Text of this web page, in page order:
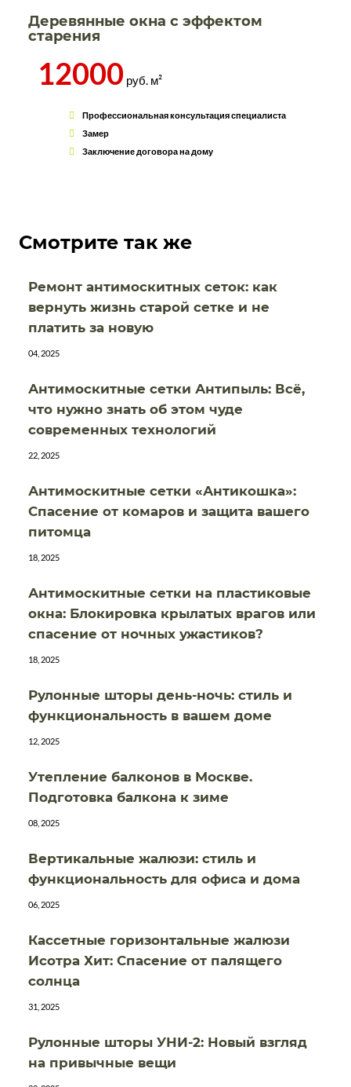
Деревянные окна с эффектом
старения
12000 руб. м²
Профессиональная консультация специалиста
Замер
Заключение договора на дому
Смотрите так же
Ремонт антимоскитных сеток: как
вернуть жизнь старой сетке и не
платить за новую
04, 2025
Антимоскитные сетки Антипыль: Всё,
что нужно знать об этом чуде
современных технологий
22, 2025
Антимоскитные сетки «Антикошка»:
Спасение от комаров и защита вашего
питомца
18, 2025
Антимоскитные сетки на пластиковые
окна: Блокировка крылатых врагов или
спасение от ночных ужастиков?
18, 2025
Рулонные шторы день-ночь: стиль и
функциональность в вашем доме
12, 2025
Утепление балконов в Москве.
Подготовка балкона к зиме
08, 2025
Вертикальные жалюзи: стиль и
функциональность для офиса и дома
06, 2025
Кассетные горизонтальные жалюзи
Исотра Хит: Спасение от палящего
солнца
31, 2025
Рулонные шторы УНИ-2: Новый взгляд
на привычные вещи